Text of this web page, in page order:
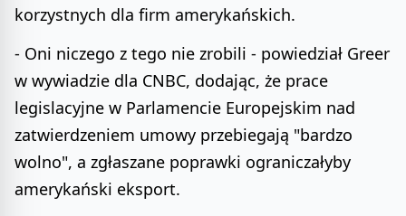
korzystnych dla firm amerykańskich.
- Oni niczego z tego nie zrobili - powiedział Greer
w wywiadzie dla CNBC, dodając, że prace
legislacyjne w Parlamencie Europejskim nad
zatwierdzeniem umowy przebiegają "bardzo
wolno", a zgłaszane poprawki ograniczałyby
amerykański eksport.